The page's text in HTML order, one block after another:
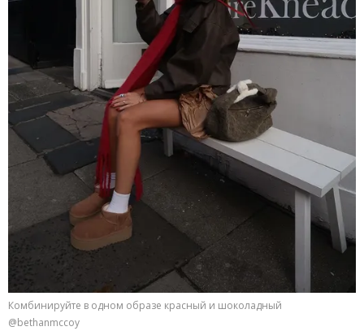
Комбинируйте в одном образе красный и шоколадный
@bethanmccoy